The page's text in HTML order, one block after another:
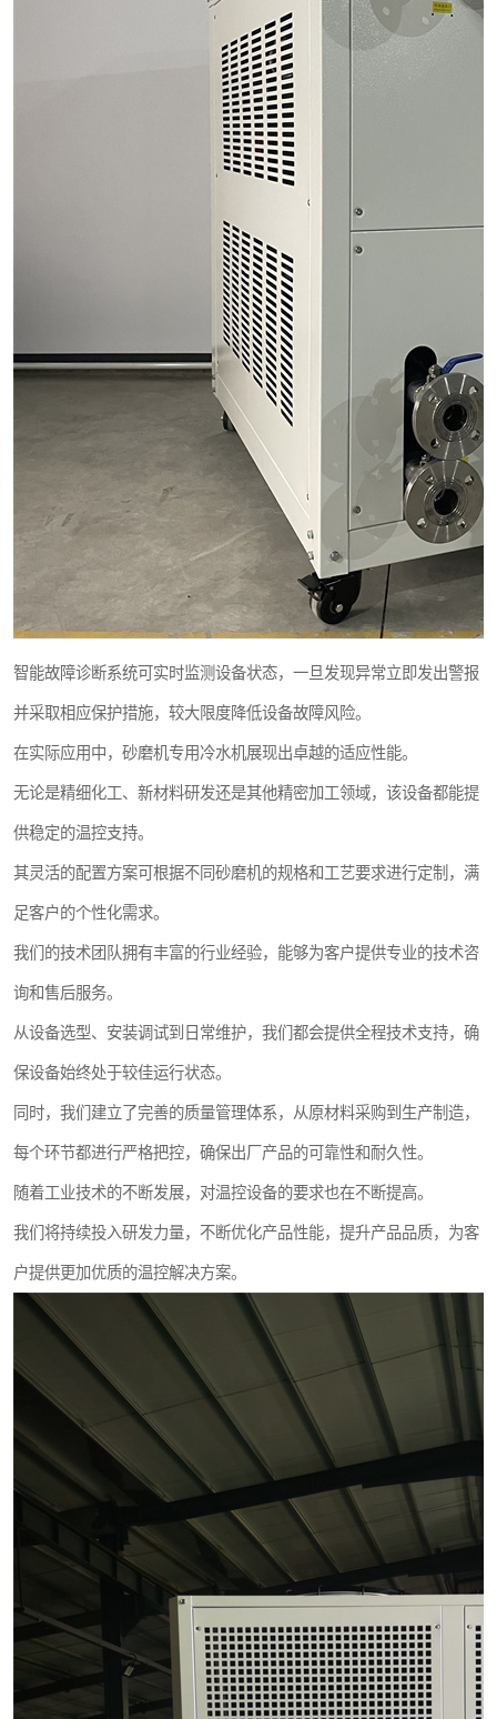
智能故障诊断系统可实时监测设备状态，一旦发现异常立即发出警报
并采取相应保护措施，较大限度降低设备故障风险。
在实际应用中，砂磨机专用冷水机展现出卓越的适应性能。
无论是精细化工、新材料研发还是其他精密加工领域，该设备都能提
供稳定的温控支持。
其灵活的配置方案可根据不同砂磨机的规格和工艺要求进行定制，满
足客户的个性化需求。
我们的技术团队拥有丰富的行业经验，能够为客户提供专业的技术咨
询和售后服务。
从设备选型、安装调试到日常维护，我们都会提供全程技术支持，确
保设备始终处于较佳运行状态。
同时，我们建立了完善的质量管理体系，从原材料采购到生产制造，
每个环节都进行严格把控，确保出厂产品的可靠性和耐久性。
随着工业技术的不断发展，对温控设备的要求也在不断提高。
我们将持续投入研发力量，不断优化产品性能，提升产品品质，为客
户提供更加优质的温控解决方案。